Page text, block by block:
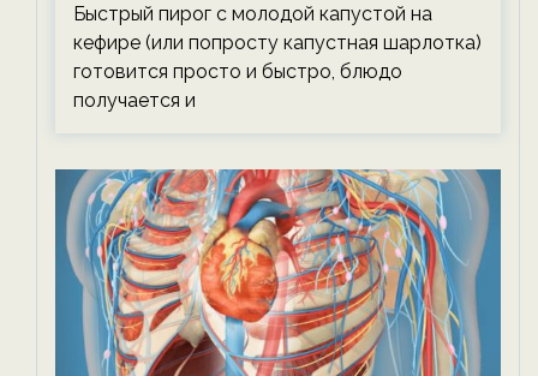
Быстрый пирог с молодой капустой на
кефире (или попросту капустная шарлотка)
готовится просто и быстро, блюдо
получается и